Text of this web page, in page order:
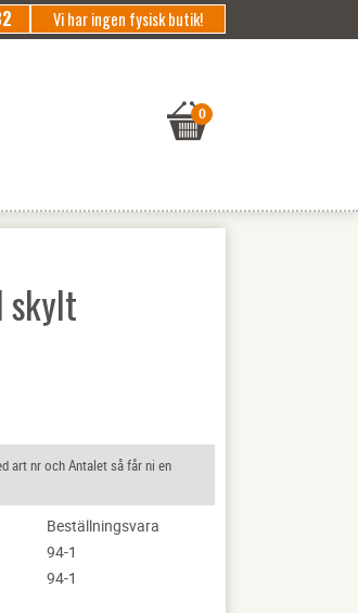
Vi har ingen fysisk butik!
skylt
art nr och Antalet så får ni en
Beställningsvara
94-1
94-1